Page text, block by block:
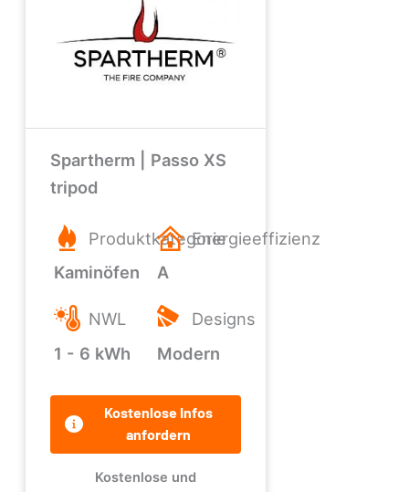
Spartherm | Passo XS
tripod
Produktkategorie
Kaminöfen
Energieeffizienz
A
NWL
1 - 6 kWh
Designs
Modern
Kostenlose Infos
anfordern
Kostenlose und